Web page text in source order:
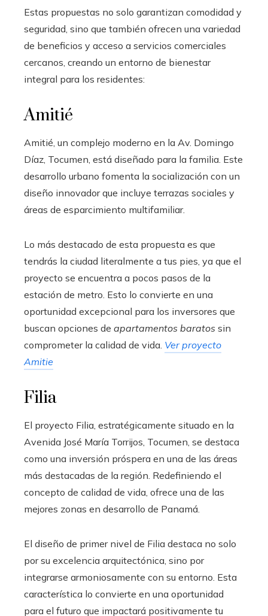
Estas propuestas no solo garantizan comodidad y
seguridad, sino que también ofrecen una variedad
de beneficios y acceso a servicios comerciales
cercanos, creando un entorno de bienestar
integral para los residentes:
Amitié
Amitié, un complejo moderno en la Av. Domingo
Díaz, Tocumen, está diseñado para la familia. Este
desarrollo urbano fomenta la socialización con un
diseño innovador que incluye terrazas sociales y
áreas de esparcimiento multifamiliar.
Lo más destacado de esta propuesta es que
tendrás la ciudad literalmente a tus pies, ya que el
proyecto se encuentra a pocos pasos de la
estación de metro. Esto lo convierte en una
oportunidad excepcional para los inversores que
buscan opciones de apartamentos baratos sin
comprometer la calidad de vida. Ver proyecto
Amitie
Filia
El proyecto Filia, estratégicamente situado en la
Avenida José María Torrijos, Tocumen, se destaca
como una inversión próspera en una de las áreas
más destacadas de la región. Redefiniendo el
concepto de calidad de vida, ofrece una de las
mejores zonas en desarrollo de Panamá.
El diseño de primer nivel de Filia destaca no solo
por su excelencia arquitectónica, sino por
integrarse armoniosamente con su entorno. Esta
característica lo convierte en una oportunidad
para el futuro que impactará positivamente tu